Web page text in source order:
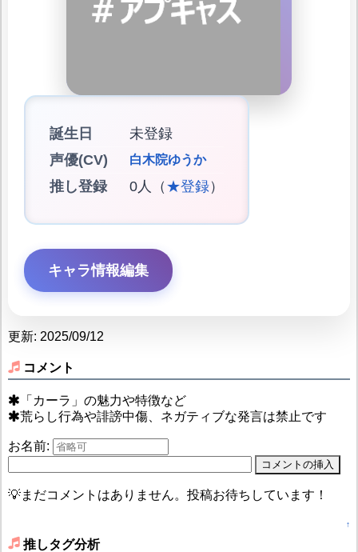
誕生日
未登録
声優(CV)
白木院ゆうか
推し登録 0人（ ★登録）
キャラ情報編集
更新: 2025/09/12
コメント
「カーラ」の魅力や特徴など
荒らし行為や誹謗中傷、ネガティブな発言は禁止です
お名前:
💡まだコメントはありません。投稿お待ちしています！
↑
推しタグ分析